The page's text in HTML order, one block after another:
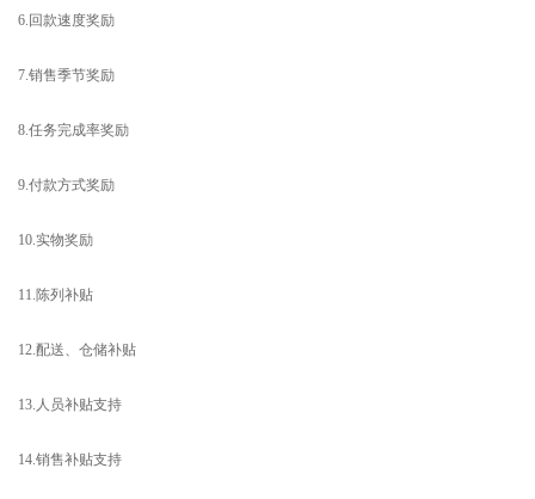
6.回款速度奖励
7.销售季节奖励
8.任务完成率奖励
9.付款方式奖励
10.实物奖励
11.陈列补贴
12.配送、仓储补贴
13.人员补贴支持
14.销售补贴支持